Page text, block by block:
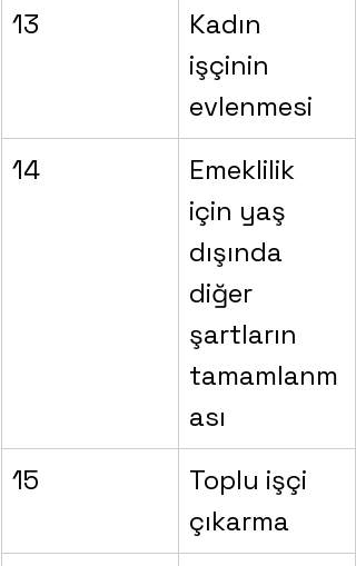
13
Kadın
işçinin
evlenmesi
14
Emeklilik
için yaş
dışında
diğer
şartların
tamamlanm
ası
15
Toplu işçi
çıkarma